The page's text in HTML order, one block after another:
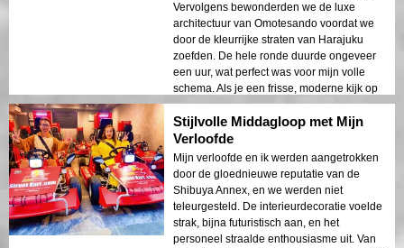
Vervolgens bewonderden we de luxe
architectuur van Omotesando voordat we
door de kleurrijke straten van Harajuku
zoefden. De hele ronde duurde ongeveer
een uur, wat perfect was voor mijn volle
schema. Als je een frisse, moderne kijk op
Tokio wilt, sla deze tour dan niet over!
Stijlvolle Middagloop met Mijn
Verloofde
Mijn verloofde en ik werden aangetrokken
door de gloednieuwe reputatie van de
Shibuya Annex, en we werden niet
teleurgesteld. De interieurdecoratie voelde
strak, bijna futuristisch aan, en het
personeel straalde enthousiasme uit. Van